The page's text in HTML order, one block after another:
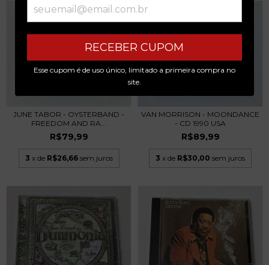
RECEBER CUPOM
Esse cupom é de uso único, limitado a primeira compra no
site.
JUNE TABOR - OYSTERBAND -
FREEDOM AND RA...
R$79,99
3 x de R$26,66 sem juros
VAN MORRISON - MOONDANCE
- CD 1990 USA
R$89,99
3 x de R$30,00 sem juros